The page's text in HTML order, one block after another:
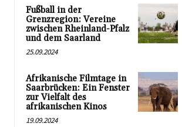
Fußball in der
Grenzregion: Vereine
zwischen Rheinland-Pfalz
und dem Saarland
25.09.2024
Afrikanische Filmtage in
Saarbrücken: Ein Fenster
zur Vielfalt des
afrikanischen Kinos
19.09.2024